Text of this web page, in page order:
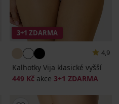
3+1 ZDARMA
4,9
Kalhotky Vija klasické vyšší
449 Kč akce 3+1 ZDARMA